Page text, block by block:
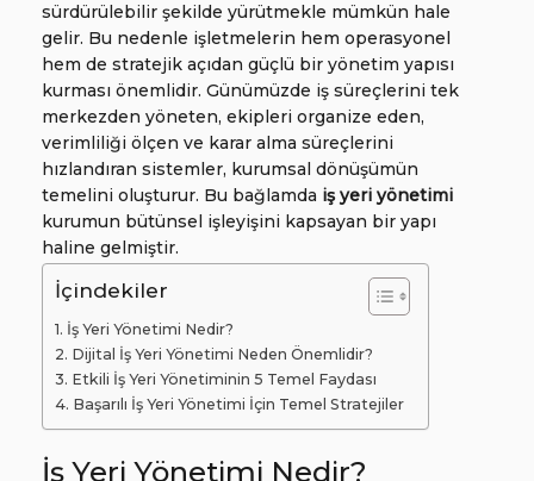
sürdürülebilir şekilde yürütmekle mümkün hale
gelir. Bu nedenle işletmelerin hem operasyonel
hem de stratejik açıdan güçlü bir yönetim yapısı
kurması önemlidir. Günümüzde iş süreçlerini tek
merkezden yöneten, ekipleri organize eden,
verimliliği ölçen ve karar alma süreçlerini
hızlandıran sistemler, kurumsal dönüşümün
temelini oluşturur. Bu bağlamda iş yeri yönetimi
kurumun bütünsel işleyişini kapsayan bir yapı
haline gelmiştir.
İçindekiler
İş Yeri Yönetimi Nedir?
Dijital İş Yeri Yönetimi Neden Önemlidir?
Etkili İş Yeri Yönetiminin 5 Temel Faydası
Başarılı İş Yeri Yönetimi İçin Temel Stratejiler
İş Yeri Yönetimi Nedir?